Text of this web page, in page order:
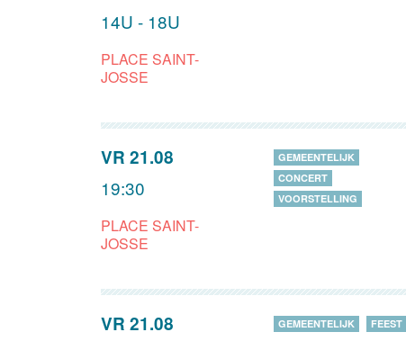
14U - 18U
PLACE SAINT-
JOSSE
VR 21.08
19:30
PLACE SAINT-
JOSSE
GEMEENTELIJK
CONCERT
VOORSTELLING
VR 21.08
GEMEENTELIJK FEEST